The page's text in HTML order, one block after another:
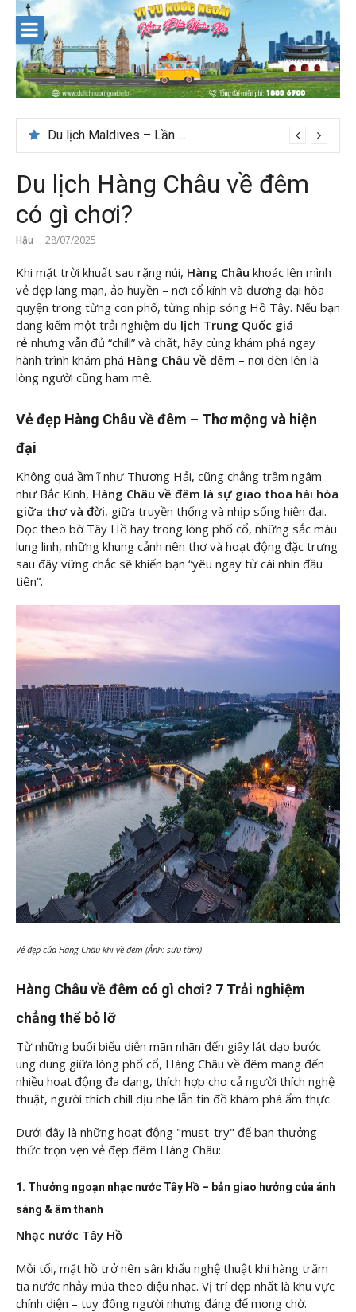
content
Du lịch Maldives – Lần đầu nên đi đâu, chơi gì?
Nên du lịch ở đâu ” giá tốt” dịp lễ quốc khánh 2/9
Du lịch Hàng Châu về đêm
có gì chơi?
Hậu 28/07/2025
Khi mặt trời khuất sau rặng núi, Hàng Châu khoác lên mình
vẻ đẹp lãng mạn, ảo huyền – nơi cổ kính và đương đại hòa
quyện trong từng con phố, từng nhịp sóng Hồ Tây. Nếu bạn
đang kiếm một trải nghiệm du lịch Trung Quốc giá
rẻ nhưng vẫn đủ “chill” và chất, hãy cùng khám phá ngay
hành trình khám phá Hàng Châu về đêm – nơi đèn lên là
lòng người cũng ham mê.
Vẻ đẹp Hàng Châu về đêm – Thơ mộng và hiện
đại
Không quá ầm ĩ như Thượng Hải, cũng chẳng trầm ngâm
như Bắc Kinh, Hàng Châu về đêm là sự giao thoa hài hòa
giữa thơ và đời, giữa truyền thống và nhịp sống hiện đại.
Dọc theo bờ Tây Hồ hay trong lòng phố cổ, những sắc màu
lung linh, những khung cảnh nên thơ và hoạt động đặc trưng
sau đây vững chắc sẽ khiến bạn “yêu ngay từ cái nhìn đầu
tiên”.
Vẻ đẹp của Hàng Châu khi về đêm (Ảnh: sưu tầm)
Hàng Châu về đêm có gì chơi? 7 Trải nghiệm
chẳng thể bỏ lỡ
Từ những buổi biểu diễn mãn nhãn đến giây lát dạo bước
ung dung giữa lòng phố cổ, Hàng Châu về đêm mang đến
nhiều hoạt động đa dạng, thích hợp cho cả người thích nghệ
thuật, người thích chill dịu nhẹ lẫn tín đồ khám phá ẩm thực.
Dưới đây là những hoạt động "must-try" để bạn thưởng
thức trọn vẹn vẻ đẹp đêm Hàng Châu:
1. Thưởng ngoạn nhạc nước Tây Hồ – bản giao hưởng của ánh
sáng & âm thanh
Nhạc nước Tây Hồ
Mỗi tối, mặt hồ trở nên sân khấu nghệ thuật khi hàng trăm
tia nước nhảy múa theo điệu nhạc. Vị trí đẹp nhất là khu vực
chính diện – tuy đông người nhưng đáng để mong chờ.